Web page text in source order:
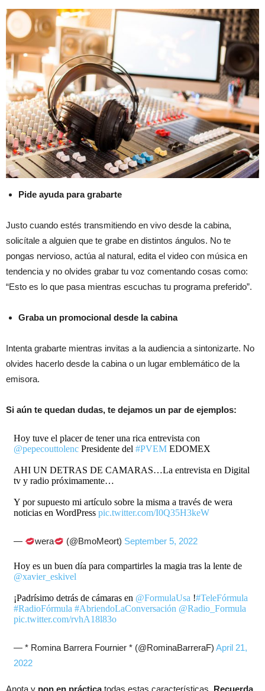
Pide ayuda para grabarte
Justo cuando estés transmitiendo en vivo desde la cabina,
solicítale a alguien que te grabe en distintos ángulos. No te
pongas nervioso, actúa al natural, edita el video con música en
tendencia y no olvides grabar tu voz comentando cosas como:
“Esto es lo que pasa mientras escuchas tu programa preferido”.
Graba un promocional desde la cabina
Intenta grabarte mientras invitas a la audiencia a sintonizarte. No
olvides hacerlo desde la cabina o un lugar emblemático de la
emisora.
Si aún te quedan dudas, te dejamos un par de ejemplos:
Hoy tuve el placer de tener una rica entrevista con
@pepecouttolencPresidente del #PVEMEDOMEX
AHI UN DETRAS DE CAMARAS…La entrevista en Digital
tv y radio próximamente…
Y por supuesto mi artículo sobre la misma a través de wera
noticias en WordPress pic.twitter.com/I0Q35H3keW
— wera (@BmoMeort) September 5, 2022
Hoy es un buen día para compartirles la magia tras la lente de
@xavier_eskivel
¡Padrísimo detrás de cámaras en @FormulaUsa !#TeleFórmula
#RadioFórmula #AbriendoLaConversación @Radio_Formula
pic.twitter.com/rvhA18l83o
— * Romina Barrera Fournier * (@RominaBarreraF) April 21,
2022
Anota y pon en práctica todas estas características . Recuerda